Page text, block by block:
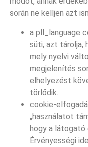
során ne kelljen azt
a pll_language
süti, azt tárolja,
mely nyelvi
megjelenítés
elhelyezést
törlődik.
cookie-
„használatot
hogy a látogató
Érvényességi